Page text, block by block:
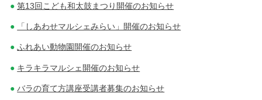
第13回こども和太鼓まつり開催のお知らせ
「しあわせマルシェみらい」開催のお知らせ
ふれあい動物園開催のお知らせ
キラキラマルシェ開催のお知らせ
バラの育て方講座受講者募集のお知らせ